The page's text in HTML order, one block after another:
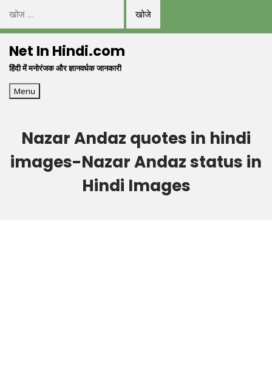
निम्न
को
खोजें:Net In Hindi.com
हिंदी में मनोरंजक और ज्ञानवर्धक जानकारी
Menu
Nazar Andaz quotes in hindi
images-Nazar Andaz status in
Hindi Images